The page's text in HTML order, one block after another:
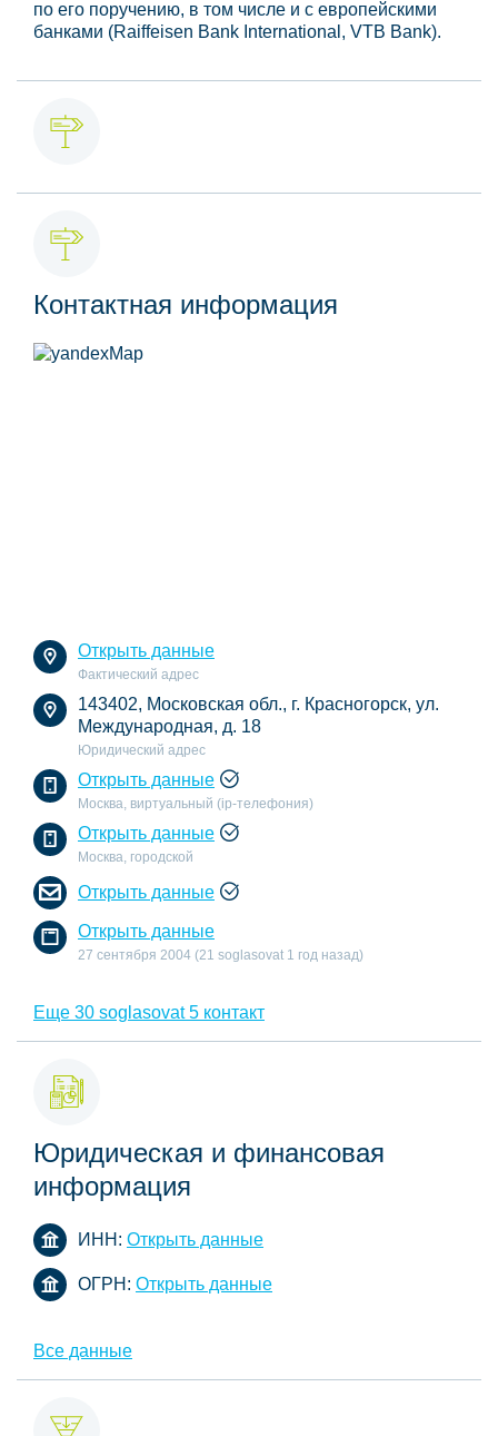
по его поручению, в том числе и с европейскими
банками (Raiffeisen Bank International, VTB Bank).
Контактная информация
Открыть данные
Фактический адрес
143402, Московская обл., г. Красногорск, ул.
Международная, д. 18
Юридический адрес
Открыть данные
Москва, виртуальный (ip-телефония)
Открыть данные
Москва, городской
Открыть данные
Открыть данные
27 сентября 2004 (21 soglasovat 1 год назад)
Еще 30 soglasovat 5 контакт
Юридическая и финансовая
информация
ИНН: Открыть данные
ОГРН: Открыть данные
Все данные